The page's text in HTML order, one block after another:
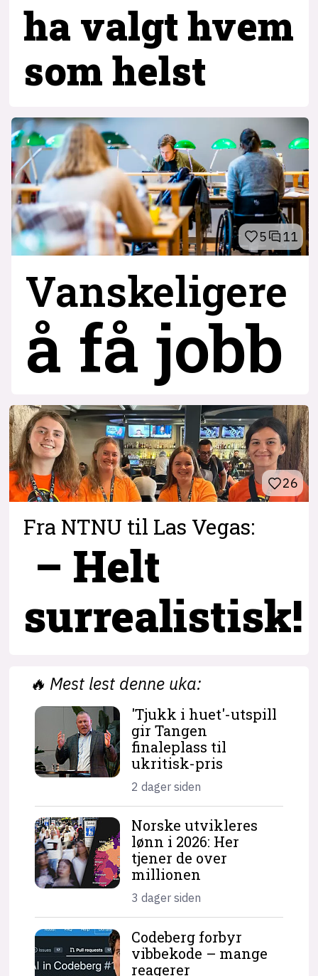
ha valgt hvem
som helst
5 11
Vanskeligere
å få jobb
26
Fra NTNU til Las Vegas:
– Helt
surrealistisk!
🔥 Mest lest denne uka:
'Tjukk i huet'-utspill
gir Tangen
finaleplass til
ukritisk-pris
2 dager siden
Norske utvikleres
lønn i 2026: Her
tjener de over
millionen
3 dager siden
Codeberg forbyr
vibbekode – mange
reagerer